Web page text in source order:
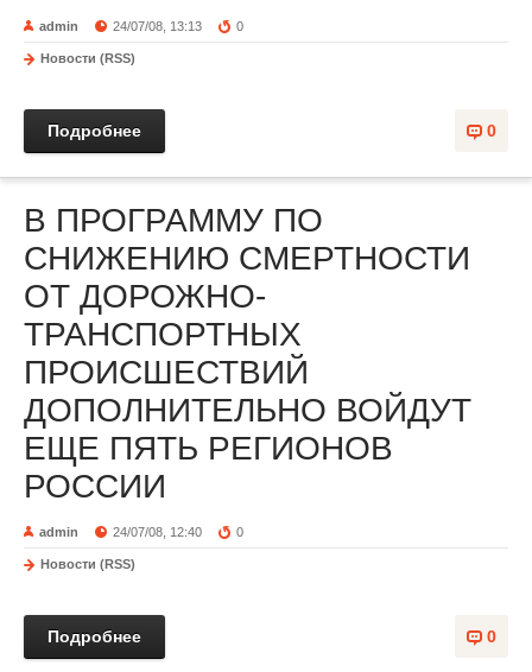
admin 24/07/08, 13:13 0
Новости (RSS)
0
Подробнее
В ПРОГРАММУ ПО
СНИЖЕНИЮ СМЕРТНОСТИ
ОТ ДОРОЖНО-
ТРАНСПОРТНЫХ
ПРОИСШЕСТВИЙ
ДОПОЛНИТЕЛЬНО ВОЙДУТ
ЕЩЕ ПЯТЬ РЕГИОНОВ
РОССИИ
admin 24/07/08, 12:40 0
Новости (RSS)
0
Подробнее